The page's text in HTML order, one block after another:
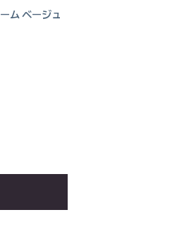
りに
追加
ム ベージュ